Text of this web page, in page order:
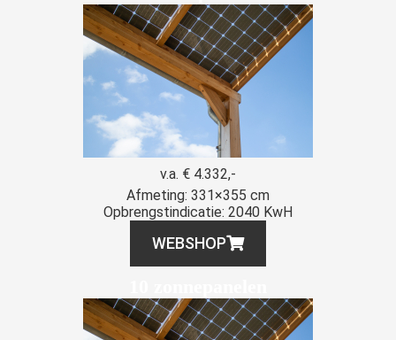
v.a. € 4.332,-
Afmeting: 331×355 cm
Opbrengstindicatie: 2040 KwH
WEBSHOP